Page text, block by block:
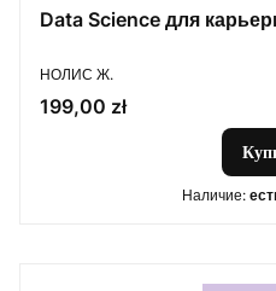
Data Science для
ПРОИЗВОДИТЕЛЬ
НОЛИС Ж.
Цена
199,00 zł
Наличие: